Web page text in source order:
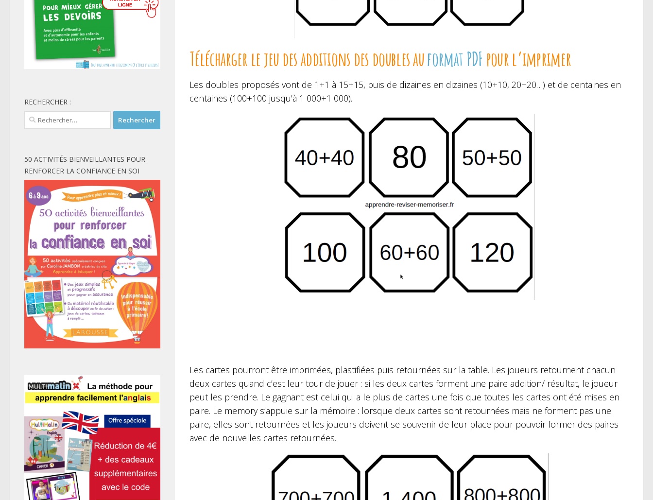
Télécharger le jeu des additions des doubles auformat PDFpour l’imprimer
Les doubles proposés vont de 1+1 à 15+15, puis de dizaines en dizaines (10+10, 20+20…) et de centaines en
centaines (100+100 jusqu’à 1 000+1 000).
Les cartes pourront être imprimées, plastifiées puis retournées sur la table. Les joueurs retournent chacun
deux cartes quand c’est leur tour de jouer : si les deux cartes forment une paire addition/ résultat, le joueur
peut les prendre. Le gagnant est celui qui a le plus de cartes une fois que toutes les cartes ont été mises en
paire. Le memory s’appuie sur la mémoire : lorsque deux cartes sont retournées mais ne forment pas une
paire, elles sont retournées et les joueurs doivent se souvenir de leur place pour pouvoir former des paires
avec de nouvelles cartes retournées.
RECHERCHER :
Rechercher :
50 ACTIVITÉS BIENVEILLANTES POUR
RENFORCER LA CONFIANCE EN SOI